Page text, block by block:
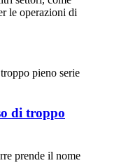
le operazioni di
di troppo
prende il nome